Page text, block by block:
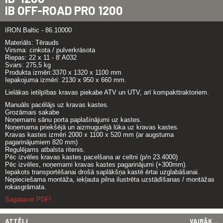
IB OFF-ROAD PRO 1200
IRON Baltic - 86.10000
Materiāls: Tērauds
Virsma: cinkota / pulverkrāsota
Riepas: 22 x 11 - 8' A032
Svars: 275,5 kg
Produkta izmēri:3370 x 1320 x 1100 mm
Iepakojuma izmēri: 2130 x 950 x 660 mm.
Lielākas ietilpības kravas piekabe ATV un UTV, arī kompakttraktoriem.
Manuāls pacēlājs uz kravas kastes.
Grozāmais sakabe
Noņemami sānu porta paplašinājumi uz kastes.
Noņemama priekšējā un aizmugurējā lūka uz kravas kastes.
Kravas kastes izmēri 2000 x 1100 x 520 mm (ar augstuma
pagarinājumiem 820 mm)
Regulējams atbalsta ritenis.
Pēc izvēles kravas kastes pacelšana ar celtni (p/n 23.4000)
Pēc izvēles, noņemami kravas kastes pagarinājumi (+300mm).
Iepakots transportēšanai drošā saplākšņa kastē ērtai uzglabāšanai.
Nepieciešama montāža, iekļauta pilna ilustrēta uzstādīšanas / montāžas
rokasgrāmata.
Sagatavot PDF!
ATTĒLI VAIRĀK...